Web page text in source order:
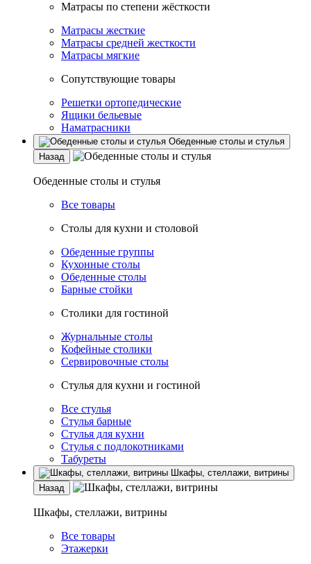
Матрасы по степени жёсткости
Матрасы жесткие
Матрасы средней жесткости
Матрасы мягкие
Сопутствующие товары
Решетки ортопедические
Ящики бельевые
Наматрасники
Обеденные столы и стулья
Назад
Обеденные столы и стулья
Все товары
Столы для кухни и столовой
Обеденные группы
Кухонные столы
Обеденные столы
Барные стойки
Столики для гостиной
Журнальные столы
Кофейные столики
Сервировочные столы
Стулья для кухни и гостиной
Все стулья
Стулья барные
Стулья для кухни
Стулья с подлокотниками
Табуреты
Шкафы, стеллажи, витрины
Назад
Шкафы, стеллажи, витрины
Все товары
Этажерки